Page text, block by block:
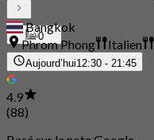
0
Bangkok
Phrom Phong
Italien
Aujourd’hui12:30 - 21:45
4.9
(88)